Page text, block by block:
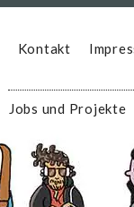
Kontakt
Jobs und Projekte